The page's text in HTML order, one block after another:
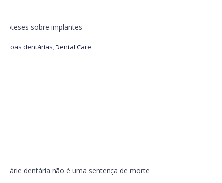
Próteses sobre implantes
Coroas dentárias,Dental Care
A cárie dentária não é uma sentença de morte